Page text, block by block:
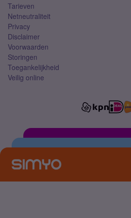
Tarieven
Netneutraliteit
Privacy
Disclaimer
Voorwaarden
Storingen
Toegankelijkheid
Veilig online